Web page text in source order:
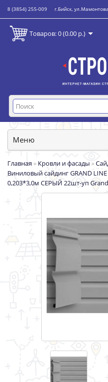
8 (3854) 255-009 г.Бийск,
Товаров: 0 (0.00 р.)
Меню
Главная » Кровли и фасады »
Виниловый сайдинг GRAND LINE
0,203*3,0м СЕРЫЙ 22шт-уп